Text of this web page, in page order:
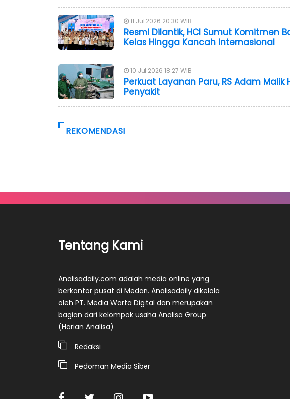
11 Jul 2026 20:30 WIB
Resmi Dilantik, HCI Sumut Komitmen
Kelas Hingga Kancah Internasional
10 Jul 2026 18:27 WIB
Perkuat Layanan Paru, RS Adam Malik
Penyakit
REKOMENDASI
Tentang Kami
Analisadaily.com adalah media online yang
berkantor pusat di Medan. Analisadaily dikelola
oleh PT. Media Warta Digital dan merupakan
bagian dari kelompok usaha Analisa Group
(Harian Analisa)
Redaksi
Pedoman Media Siber